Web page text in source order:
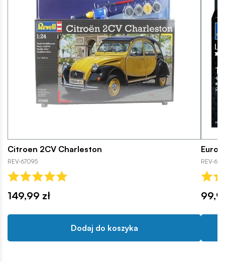
Citroen 2CV Charleston
REV-67095
149,99 zł
Dodaj do koszyka
REV-